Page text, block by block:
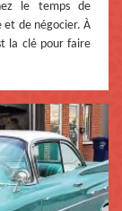
le temps de
et de négocier. À
la clé pour faire